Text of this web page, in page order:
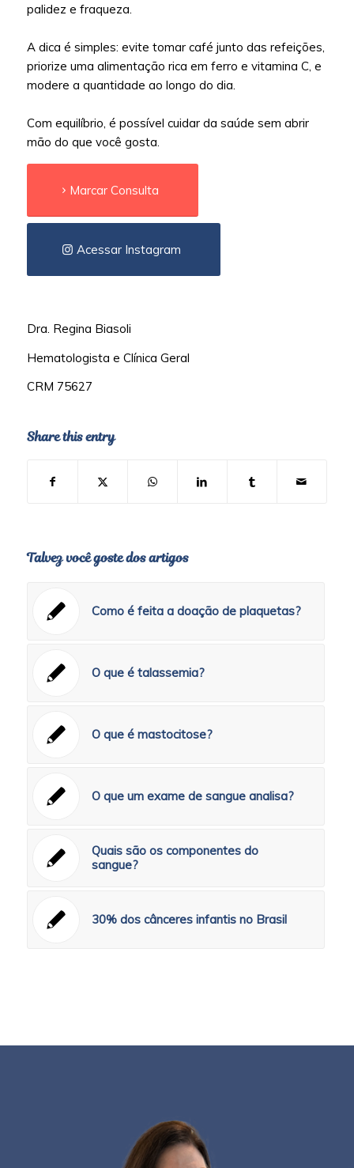
palidez e fraqueza.
A dica é simples: evite tomar café junto das refeições,
priorize uma alimentação rica em ferro e vitamina C, e
modere a quantidade ao longo do dia.
Com equilíbrio, é possível cuidar da saúde sem abrir
mão do que você gosta.
Marcar Consulta
Acessar Instagram
Dra. Regina Biasoli
Hematologista e Clínica Geral
CRM 75627
Share this entry
Talvez você goste dos artigos
Como é feita a doação de plaquetas?
O que é talassemia?
O que é mastocitose?
O que um exame de sangue analisa?
Quais são os componentes do
sangue?
30% dos cânceres infantis no Brasil